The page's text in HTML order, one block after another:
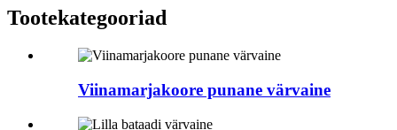
Tootekategooriad
Viinamarjakoore punane värvaine